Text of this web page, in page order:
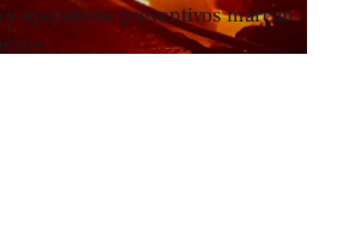
y operativos preventivos marcan